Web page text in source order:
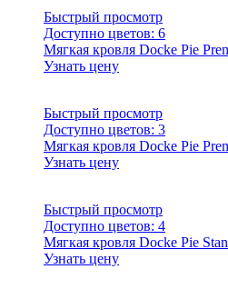
Быстрый просмотр
Доступно цветов: 6
Мягкая кровля Docke Pie
Узнать цену
Быстрый просмотр
Доступно цветов: 3
Мягкая кровля Docke Pie
Узнать цену
Быстрый просмотр
Доступно цветов: 4
Мягкая кровля Docke Pie
Узнать цену